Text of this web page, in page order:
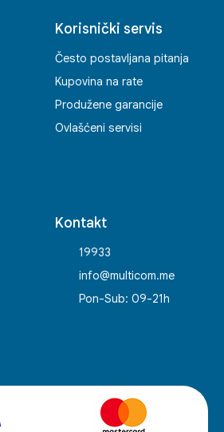
Korisnički servis
Često postavljana pitanja
Kupovina na rate
Produžene garancije
Ovlašćeni servisi
Kontakt
19933
info@multicom.me
Pon-Sub: 09-21h